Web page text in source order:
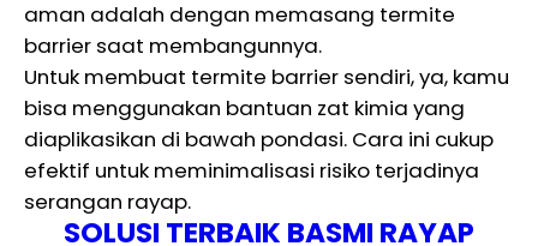
aman adalah dengan memasang termite
barrier saat membangunnya.
Untuk membuat termite barrier sendiri, ya, kamu
bisa menggunakan bantuan zat kimia yang
diaplikasikan di bawah pondasi. Cara ini cukup
efektif untuk meminimalisasi risiko terjadinya
serangan rayap.
SOLUSI TERBAIK BASMI RAYAP